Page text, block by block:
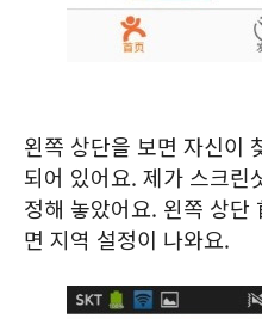
왼쪽 상단을 보면 자신이
되어 있어요. 제가 스크린
정해 놓았어요. 왼쪽 상
면 지역 설정이 나와요.